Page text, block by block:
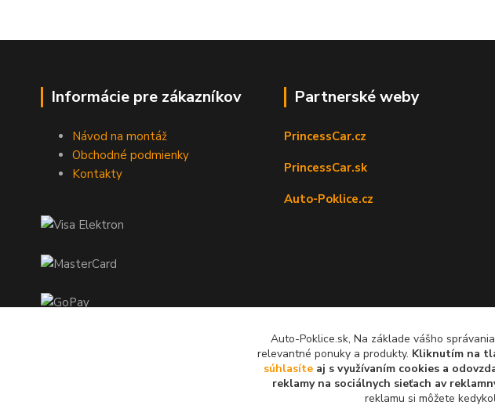
Informácie pre zákazníkov
Návod na montáž
Obchodné podmienky
Kontakty
Partnerské weby
PrincessCar.cz
PrincessCar.sk
Auto-Poklice.cz
Auto-Poklice.sk, Na základe vášho
relevantné ponuky a produkty. Kliknutím na
súhlasíte aj s využívaním cookies a
reklamy na sociálnych sieťach av
reklamu si môžete